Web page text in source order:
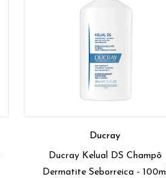
Ducray
Ducray Kelual DS Champô
Dermatite Seborreica - 100ml